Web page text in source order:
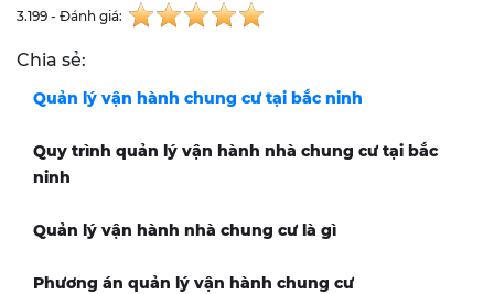
3.199 - Đánh giá:
Chia sẻ:
Quản lý vận hành chung cư tại bắc ninh
Quy trình quản lý vận hành nhà chung cư tại bắc
ninh
Quản lý vận hành nhà chung cư là gì
Phương án quản lý vận hành chung cư